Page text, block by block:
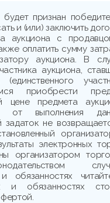
признан
и (или) заключить
аукциона с
оплатить сумму
аукциона. В
аукциона,
приобрести
цене предмета
от выполнения
задаток не
электронных
организатором
обязанностях
и обязанностях